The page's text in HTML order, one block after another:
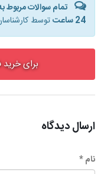
تمام سوالات مربوط
24 ساعت
توسط
برای خرید
ارسال دیدگاه
نام *